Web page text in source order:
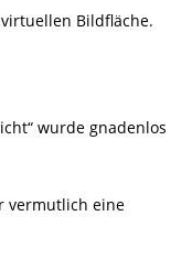
Bildfläche.
wurde gnadenlos
vermutlich eine